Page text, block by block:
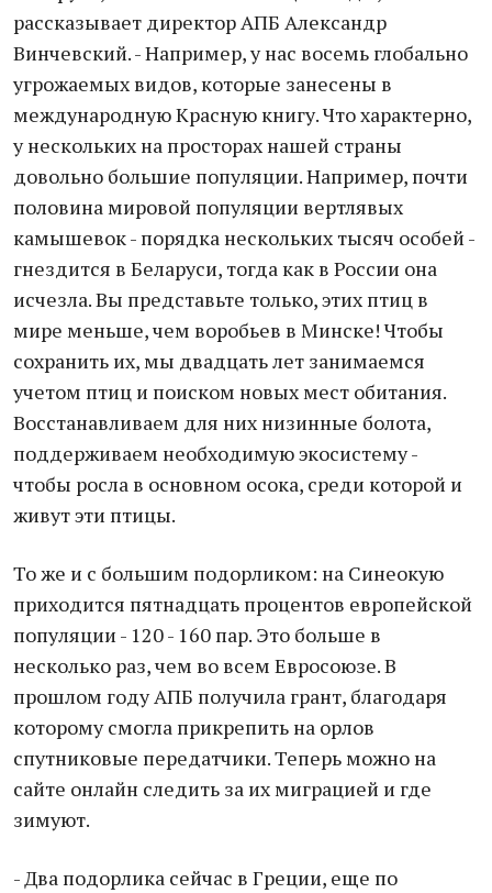
рассказывает директор АПБ Александр
Винчевский. - Например, у нас восемь глобально
угрожаемых видов, которые занесены в
международную Красную книгу. Что характерно,
у нескольких на просторах нашей страны
довольно большие популяции. Например, почти
половина мировой популяции вертлявых
камышевок - порядка нескольких тысяч особей -
гнездится в Беларуси, тогда как в России она
исчезла. Вы представьте только, этих птиц в
мире меньше, чем воробьев в Минске! Чтобы
сохранить их, мы двадцать лет занимаемся
учетом птиц и поиском новых мест обитания.
Восстанавливаем для них низинные болота,
поддерживаем необходимую экосистему -
чтобы росла в основном осока, среди которой и
живут эти птицы.
То же и с большим подорликом: на Синеокую
приходится пятнадцать процентов европейской
популяции - 120 - 160 пар. Это больше в
несколько раз, чем во всем Евросоюзе. В
прошлом году АПБ получила грант, благодаря
которому смогла прикрепить на орлов
спутниковые передатчики. Теперь можно на
сайте онлайн следить за их миграцией и где
зимуют.
- Два подорлика сейчас в Греции, еще по